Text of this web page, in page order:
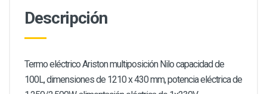
Descripción
Termo eléctrico Ariston multiposición Nilo capacidad de
100L, dimensiones de 1210 x 430 mm, potencia eléctrica de